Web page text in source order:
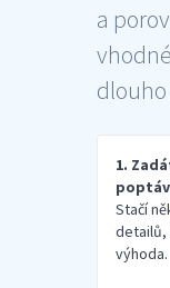
a
1.
Stačí
detailů,
výhoda.